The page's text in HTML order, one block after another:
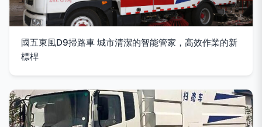
國五東風D9掃路車 城市清潔的智能管家，高效作業的新
標桿